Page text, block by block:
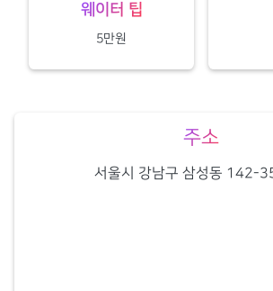
웨이터 팁
5만원
주소
서울시 강남구 삼성동 142-